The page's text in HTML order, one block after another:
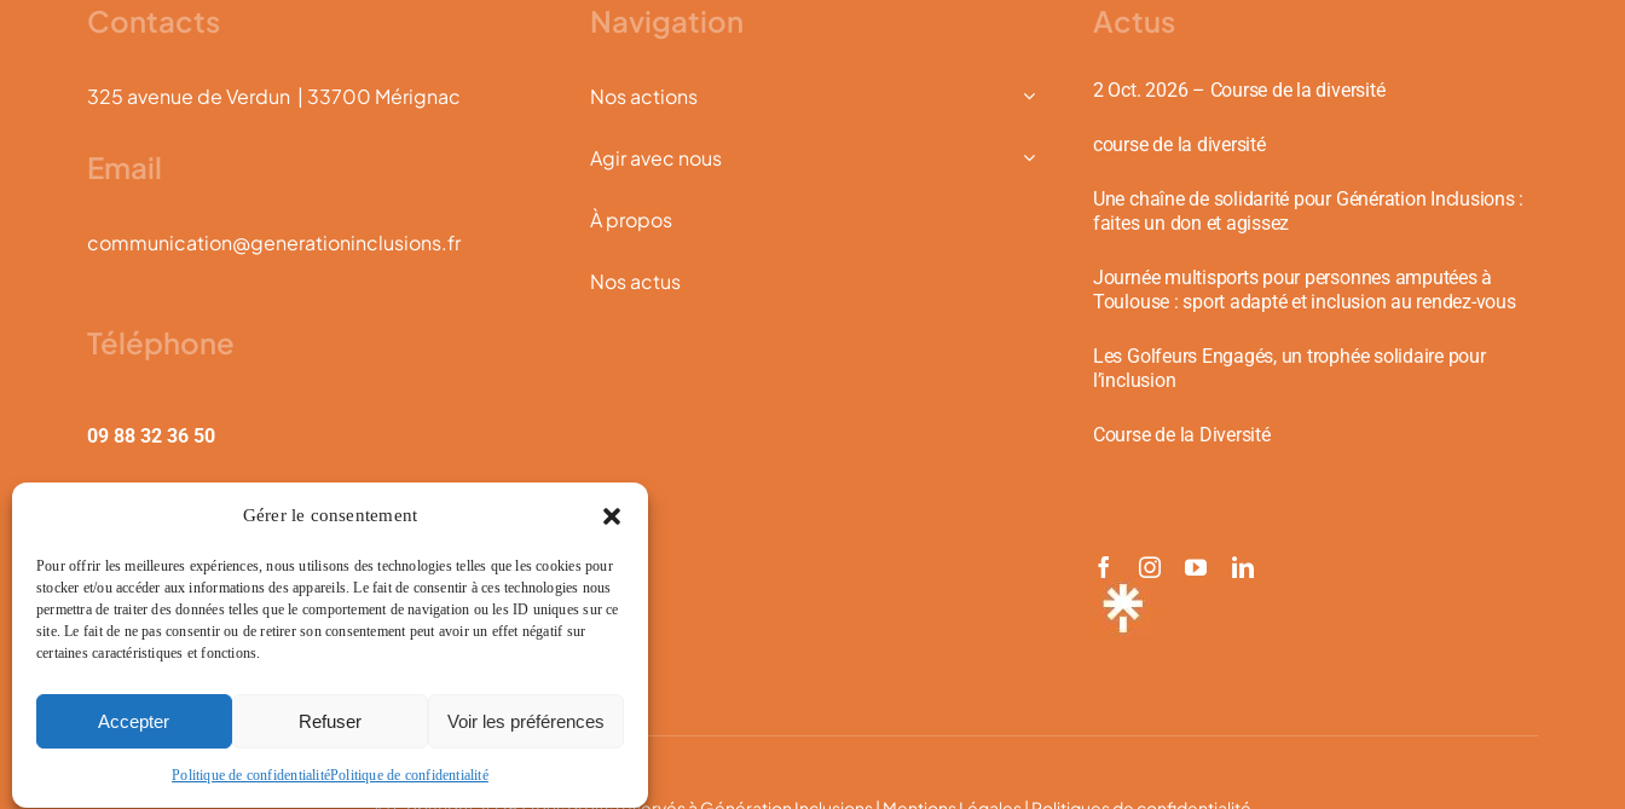
Gérer le consentement
Pour offrir les meilleures expériences, nous utilisons des technologies telles que les cookies pour
stocker et/ou accéder aux informations des appareils. Le fait de consentir à ces technologies nous
permettra de traiter des données telles que le comportement de navigation ou les ID uniques sur ce
site. Le fait de ne pas consentir ou de retirer son consentement peut avoir un effet négatif sur
certaines caractéristiques et fonctions.
Accepter Refuser Voir les préférences
Politique de confidentialitéPolitique de confidentialité
Contacts
325 avenue de Verdun | 33700 Mérignac
Email
communication@generationinclusions.fr
Téléphone
09 88 32 36 50
Navigation
Nos actions
Agir avec nous
À propos
Nos actus
Actus
2 Oct. 2026 – Course de la diversité
course de la diversité
Une chaîne de solidarité pour Génération Inclusions :
faites un don et agissez
Journée multisports pour personnes amputées à
Toulouse : sport adapté et inclusion au rendez-vous
Les Golfeurs Engagés, un trophée solidaire pour
l’inclusion
Course de la Diversité